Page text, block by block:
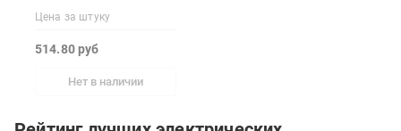
Цена за штуку
514.80 руб
Нет в наличии